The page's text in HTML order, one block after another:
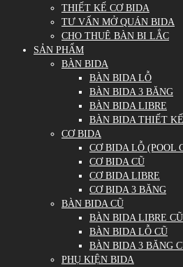
THIẾT KẾ CƠ BIDA
TƯ VẤN MỞ QUÁN BIDA
CHO THUÊ BÀN BI LẮC
SẢN PHẨM
BÀN BIDA
BÀN BIDA LỖ
BÀN BIDA 3 BĂNG
BÀN BIDA LIBRE
BÀN BIDA THIẾT
CƠ BIDA
CƠ BIDA LỖ (POOL
CƠ BIDA CŨ
CƠ BIDA LIBRE
CƠ BIDA 3 BĂNG
BÀN BIDA CŨ
BÀN BIDA LIBRE CŨ
BÀN BIDA LỖ CŨ
BÀN BIDA 3 BĂNG
PHỤ KIỆN BIDA